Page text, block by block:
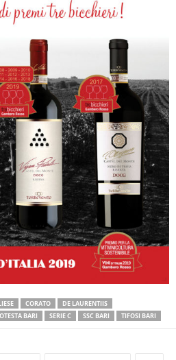
CORATO
DE LAURENTIIS
BARI SERIE C SSC BARI TIFOSI BARI